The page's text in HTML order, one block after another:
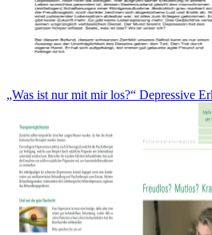
„Was ist nur mit mir los?“ Depressive